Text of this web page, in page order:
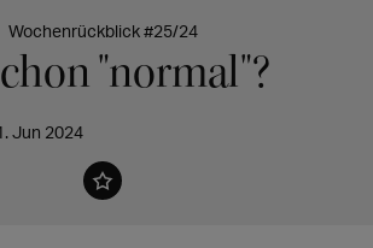
Wochenrückblick #25/24
"normal"?
Jun 2024